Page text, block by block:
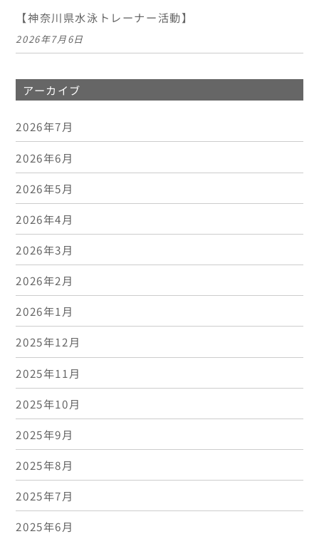
【神奈川県水泳トレーナー活動】
2026年7月6日
アーカイブ
2026年7月
2026年6月
2026年5月
2026年4月
2026年3月
2026年2月
2026年1月
2025年12月
2025年11月
2025年10月
2025年9月
2025年8月
2025年7月
2025年6月